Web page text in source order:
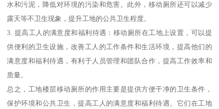
水和污泥，降低对环境的污染和危害。此外，移动厕所还可以减少
露天等不卫生现象，提升工地的公共卫生程度。
3. 提高工人的满意度和福利待遇：移动厕所在工地上设置，可以提
供便利的卫生设施，改善工人的工作条件和生活环境，提高他们的
满意度和福利待遇，有利于人员管理和团队合作，提高工作效率和
质量。
总之，工地楼层移动厕所的作用主要是提供方便干净的卫生条件，
保护环境和公共卫生，提高工人的满意度和福利待遇。它们在工地